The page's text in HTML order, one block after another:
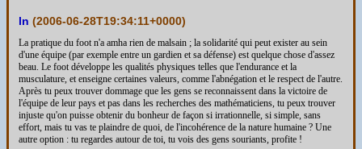
ln (2006-06-28T19:34:11+0000)
La pratique du foot n'a amha rien de malsain ; la solidarité qui peut exister au sein
d'une équipe (par exemple entre un gardien et sa défense) est quelque chose d'assez
beau. Le foot développe les qualités physiques telles que l'endurance et la
musculature, et enseigne certaines valeurs, comme l'abnégation et le respect de l'autre.
Après tu peux trouver dommage que les gens se reconnaissent dans la victoire de
l'équipe de leur pays et pas dans les recherches des mathématiciens, tu peux trouver
injuste qu'on puisse obtenir du bonheur de façon si irrationnelle, si simple, sans
effort, mais tu vas te plaindre de quoi, de l'incohérence de la nature humaine ? Une
autre option : tu regardes autour de toi, tu vois des gens souriants, profite !